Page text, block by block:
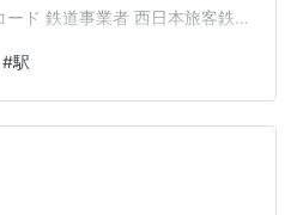
ード 鉄道事業者 西日本旅客鉄
名所案内標記載事項(国鉄営
し 歴史1905年(明治38)5月15
伸時に開設。客貨取扱開始。
線路名称制定、山陰本線所属
#駅